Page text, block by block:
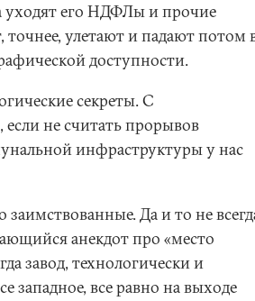
уходят его НДФЛы и прочие
улетают и падают потом
доступности.
секреты. С
не считать прорывов
инфраструктуры у нас
заимствованные. Да и то не
анекдот про «место
завод, технологически и
западное, все равно на выходе